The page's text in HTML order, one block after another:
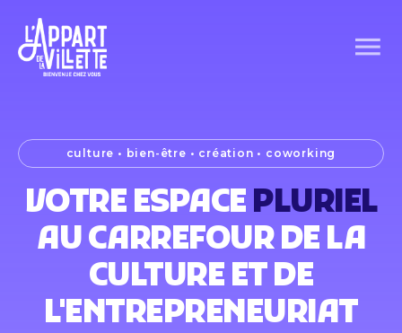
culture • bien-être • création • coworking
VOTRE ESPACE
ECLECTIQUE
AU CARREFOUR DE LA
CULTURE ET DE